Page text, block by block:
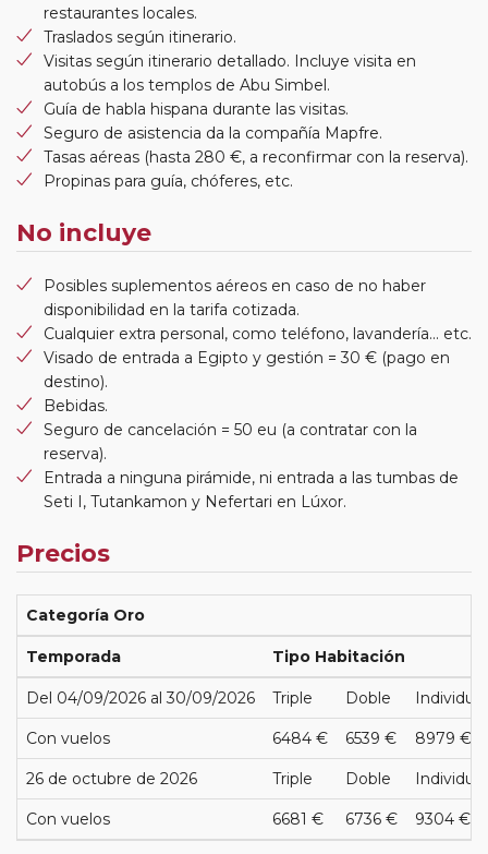
restaurantes locales.
Traslados según itinerario.
Visitas según itinerario detallado. Incluye visita en
autobús a los templos de Abu Simbel.
Guía de habla hispana durante las visitas.
Seguro de asistencia da la compañía Mapfre.
Tasas aéreas (hasta 280 €, a reconfirmar con la reserva).
Propinas para guía, chóferes, etc.
No incluye
Posibles suplementos aéreos en caso de no haber
disponibilidad en la tarifa cotizada.
Cualquier extra personal, como teléfono, lavandería... etc.
Visado de entrada a Egipto y gestión = 30 € (pago en
destino).
Bebidas.
Seguro de cancelación = 50 eu (a contratar con la
reserva).
Entrada a ninguna pirámide, ni entrada a las tumbas de
Seti I, Tutankamon y Nefertari en Lúxor.
Precios
Categoría Oro
Temporada Tipo Habitación
Del 04/09/2026 al 30/09/2026 Triple Doble Individual
Con vuelos 6484 € 6539 € 8979 €
26 de octubre de 2026 Triple Doble Individual
Con vuelos 6681 € 6736 € 9304 €